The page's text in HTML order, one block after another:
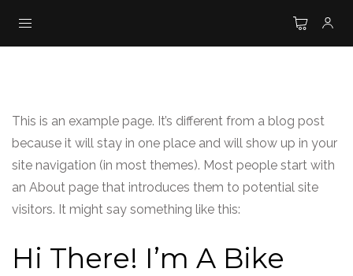
This is an example page. It’s different from a blog post
because it will stay in one place and will show up in your
site navigation (in most themes). Most people start with
an About page that introduces them to potential site
visitors. It might say something like this:
Hi There! I’m A Bike